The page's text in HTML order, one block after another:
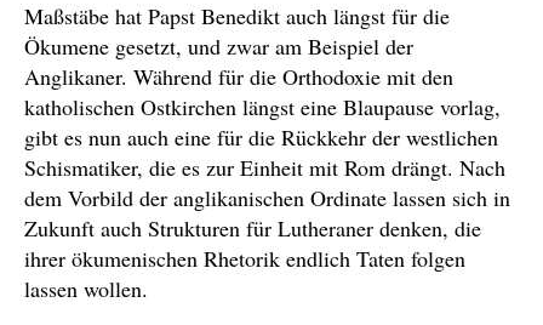
Maßstäbe hat Papst Benedikt auch längst für die
Ökumene gesetzt, und zwar am Beispiel der
Anglikaner. Während für die Orthodoxie mit den
katholischen Ostkirchen längst eine Blaupause vorlag,
gibt es nun auch eine für die Rückkehr der westlichen
Schismatiker, die es zur Einheit mit Rom drängt. Nach
dem Vorbild der anglikanischen Ordinate lassen sich in
Zukunft auch Strukturen für Lutheraner denken, die
ihrer ökumenischen Rhetorik endlich Taten folgen
lassen wollen.